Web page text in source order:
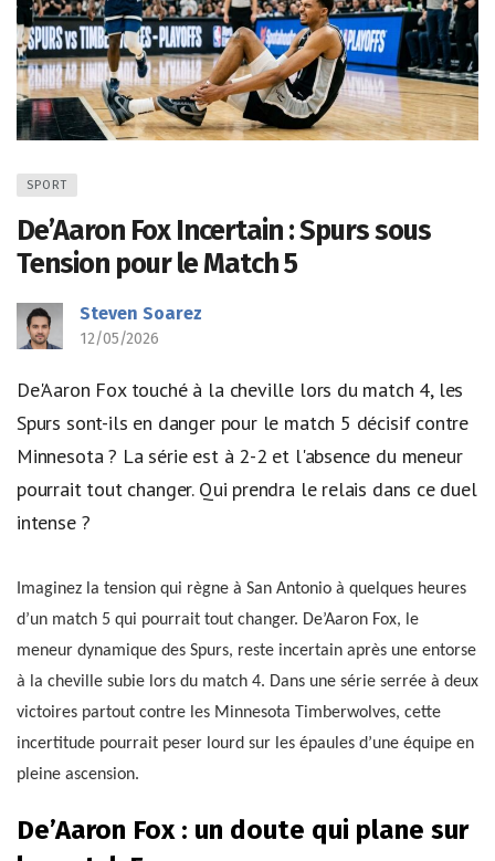
SPORT
De’Aaron Fox Incertain : Spurs sous
Tension pour le Match 5
Steven Soarez
12/05/2026
De'Aaron Fox touché à la cheville lors du match 4, les
Spurs sont-ils en danger pour le match 5 décisif contre
Minnesota ? La série est à 2-2 et l'absence du meneur
pourrait tout changer. Qui prendra le relais dans ce duel
intense ?
Imaginez la tension qui règne à San Antonio à quelques heures
d’un match 5 qui pourrait tout changer. De’Aaron Fox, le
meneur dynamique des Spurs, reste incertain après une entorse
à la cheville subie lors du match 4. Dans une série serrée à deux
victoires partout contre les Minnesota Timberwolves, cette
incertitude pourrait peser lourd sur les épaules d’une équipe en
pleine ascension.
De’Aaron Fox : un doute qui plane sur